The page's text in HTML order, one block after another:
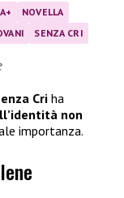
NOVELLA
SENZA CRI
Criha
non
importanza.